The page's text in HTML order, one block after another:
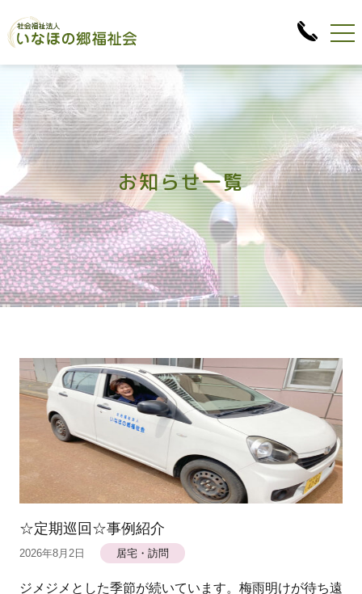
お知らせ一覧
☆定期巡回☆事例紹介
2026年8月2日 居宅・訪問
ジメジメとした季節が続いています。梅雨明けが待ち遠